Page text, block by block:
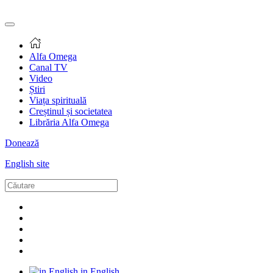
Alfa Omega
Canal TV
Video
Știri
Viața spirituală
Creștinul și societatea
Librăria Alfa Omega
Donează
English site